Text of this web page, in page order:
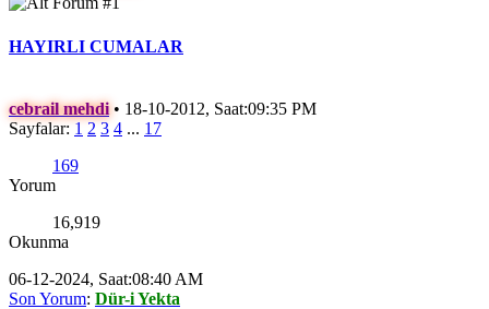
HAYIRLI CUMALAR
cebrail mehdi • 18-10-2012, Saat:09:35 PM
Sayfalar: 1 2 3 4 ... 17
169
Yorum
16,919
Okunma
06-12-2024, Saat:08:40 AM
Son Yorum: Dür-i Yekta